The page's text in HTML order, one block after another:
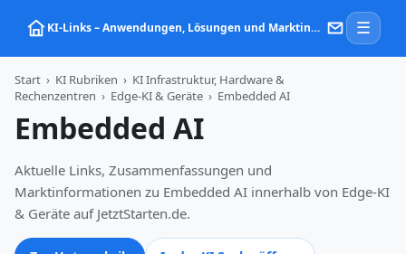
KI‑Links – Anwendungen, Lösungen und Marktinformationen zu Künstlicher Intelligenz ☰
Start › KI Rubriken › KI Infrastruktur, Hardware &
Rechenzentren › Edge-KI & Geräte › Embedded AI
Embedded AI
Aktuelle Links, Zusammenfassungen und
Marktinformationen zu Embedded AI innerhalb von Edge-KI
& Geräte auf JetztStarten.de.